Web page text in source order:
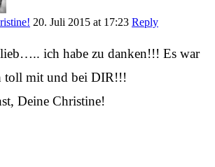
20. Juli 2015 at 17:23 Reply
ich habe zu danken!!! Es war
toll mit und bei DIR!!!
Deine Christine!